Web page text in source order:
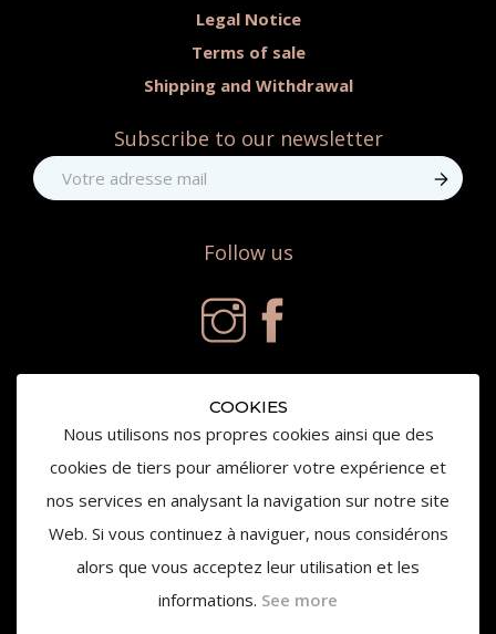
COOKIES
Nous utilisons nos propres cookies ainsi que des
cookies de tiers pour améliorer votre expérience et
nos services en analysant la navigation sur notre site
Web. Si vous continuez à naviguer, nous considérons
alors que vous acceptez leur utilisation et les
informations. See more
Legal Notice
Terms of sale
Shipping and Withdrawal
Subscribe to our newsletter
Follow us
© 2019 Château de la Gaude - All right reserved